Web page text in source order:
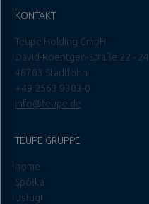
KONTAKT
Teupe Holding GmbH
David-Roentgen-Straße 22 - 24
48703 Stadtlohn
+49 2563 9303-0
info@teupe.de
TEUPE GRUPPE
home
Spółka
Usługi